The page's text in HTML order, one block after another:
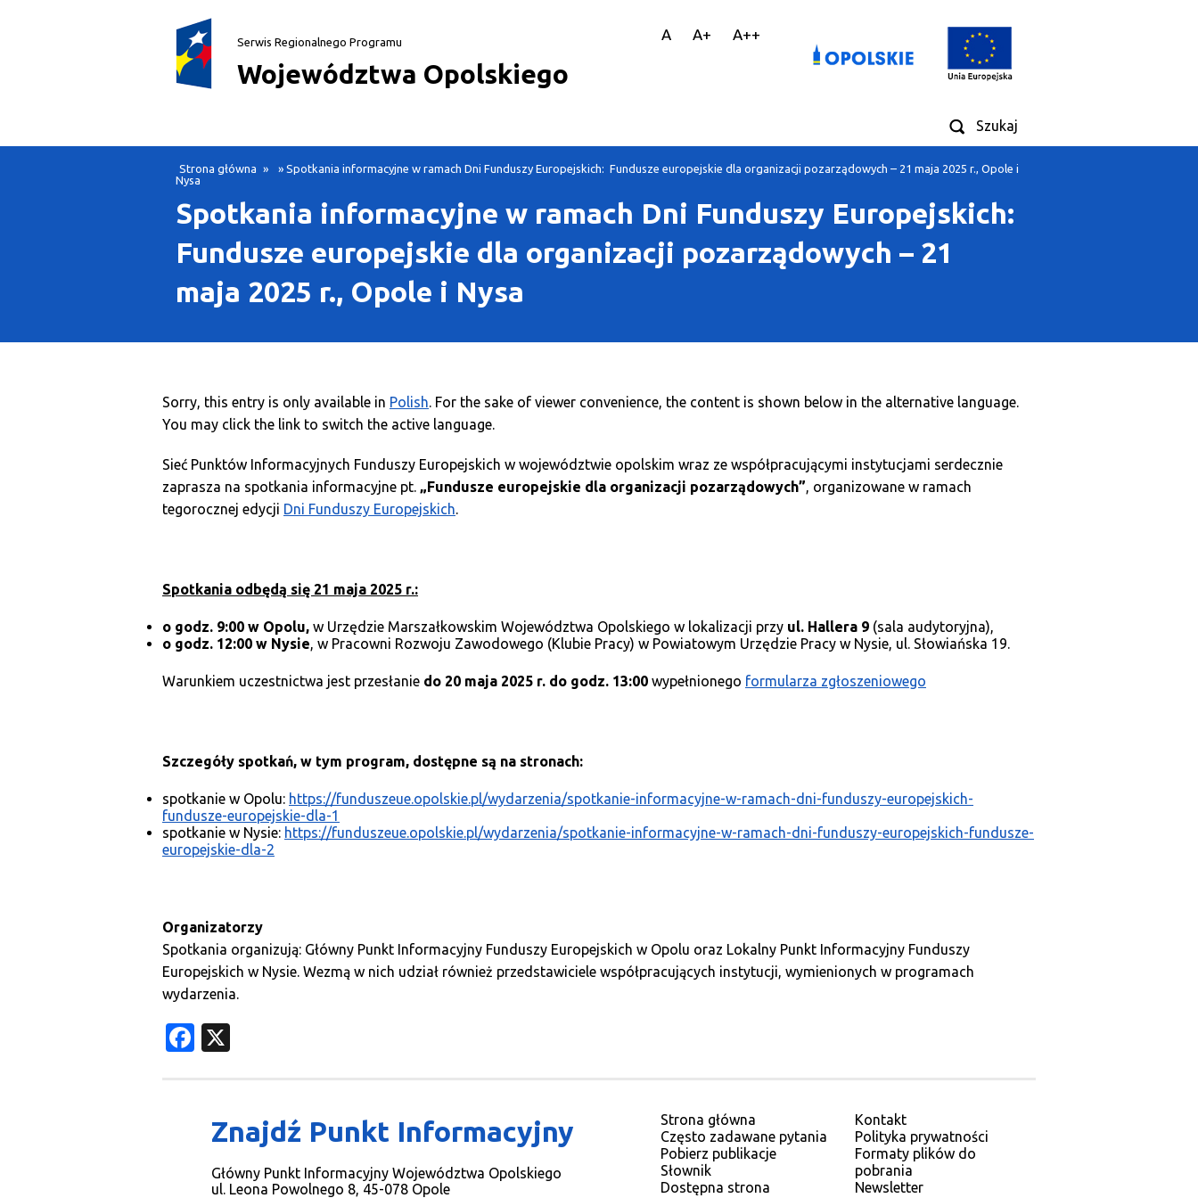
Serwis Regionalnego Programu
Województwa Opolskiego
A A+ A++
Szukaj
Strona główna »
» Spotkania informacyjne w ramach Dni Funduszy Europejskich: Fundusze europejskie dla organizacji pozarządowych – 21 maja 2025 r., Opole i
Nysa
Spotkania informacyjne w ramach Dni Funduszy Europejskich:
Fundusze europejskie dla organizacji pozarządowych – 21
maja 2025 r., Opole i Nysa
Sorry, this entry is only available in Polish. For the sake of viewer convenience, the content is shown below in the alternative language.
You may click the link to switch the active language.
Sieć Punktów Informacyjnych Funduszy Europejskich w województwie opolskim wraz ze współpracującymi instytucjami serdecznie
zaprasza na spotkania informacyjne pt. „Fundusze europejskie dla organizacji pozarządowych”, organizowane w ramach
tegorocznej edycji Dni Funduszy Europejskich.
Spotkania odbędą się 21 maja 2025 r.:
o godz. 9:00 w Opolu, w Urzędzie Marszałkowskim Województwa Opolskiego w lokalizacji przy ul. Hallera 9 (sala audytoryjna),
o godz. 12:00 w Nysie, w Pracowni Rozwoju Zawodowego (Klubie Pracy) w Powiatowym Urzędzie Pracy w Nysie, ul. Słowiańska 19.
Warunkiem uczestnictwa jest przesłanie do 20 maja 2025 r. do godz. 13:00 wypełnionego formularza zgłoszeniowego
Szczegóły spotkań, w tym program, dostępne są na stronach:
spotkanie w Opolu: https://funduszeue.opolskie.pl/wydarzenia/spotkanie-informacyjne-w-ramach-dni-funduszy-europejskich-
fundusze-europejskie-dla-1
spotkanie w Nysie: https://funduszeue.opolskie.pl/wydarzenia/spotkanie-informacyjne-w-ramach-dni-funduszy-europejskich-fundusze-
europejskie-dla-2
Organizatorzy
Spotkania organizują: Główny Punkt Informacyjny Funduszy Europejskich w Opolu oraz Lokalny Punkt Informacyjny Funduszy
Europejskich w Nysie. Wezmą w nich udział również przedstawiciele współpracujących instytucji, wymienionych w programach
wydarzenia.
Facebook
Znajdź Punkt Informacyjny
Główny Punkt Informacyjny Województwa Opolskiego
ul. Leona Powolnego 8, 45-078 Opole
Strona główna
Często zadawane pytania
Pobierz publikacje
Słownik
Dostępna strona
Kontakt
Polityka prywatności
Formaty plików do
pobrania
Newsletter